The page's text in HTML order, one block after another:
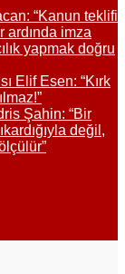
“Kanun teklifi
ardında imza
yapmak doğru
Elif Esen: “Kırk
Şahin: “Bir
değil,